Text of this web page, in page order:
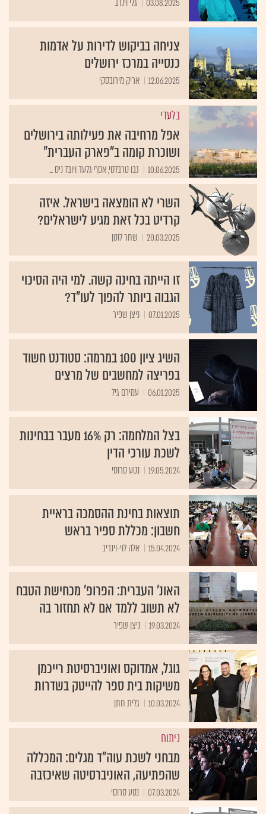
צניחה בביקוש לדירות על אדמות
כנסייה במרכז ירושלים
12.06.2025 אריק מירובסקי
בלעדי
אפל מרחיבה את פעילותה בירושלים
ושוכרת קומה ב"פארק העברית"
10.06.2025 נבו טרבלסי, אסף גלעד ויובל ניס ...
השרי לא הומצאה בישראל. איזה
קרדיט בכל זאת מגיע לישראלים?
20.03.2025 שחר לוטן
זו הייתה בחינה קשה. למי היה הסיכוי
הגבוה ביותר להפוך לעו"ד?
07.01.2025 ניצן שפיר​
השיג ציון 100 במרמה: סטודנט חשוד
בפריצה למחשבים של מרצים
06.01.2025 עמירם גיל
בצל המלחמה: רק 16% מעבר בבחינות
לשכת עורכי הדין
19.05.2024 נטע סרוסי
תוצאות בחינת ההסמכה בראיית
חשבון: מכללת ספיר בראש
15.04.2024 אלה לוי-וינריב
האונ' העברית: הפרופ' מכחישת הטבח
לא תשוב ללמד אם לא תחזור בה
19.03.2024 ניצן שפיר
גוגל, אמדוקס ואוניברסיטת רייכמן
משיקות בית ספר להייטק בשדרות
10.03.2024 גלית חתן
ניתוח
מבחני לשכת עוה"ד מגלים: המכללה
שהפתיעה, האוניברסיטה שאיכזבה
07.03.2024 נטע סרוסי